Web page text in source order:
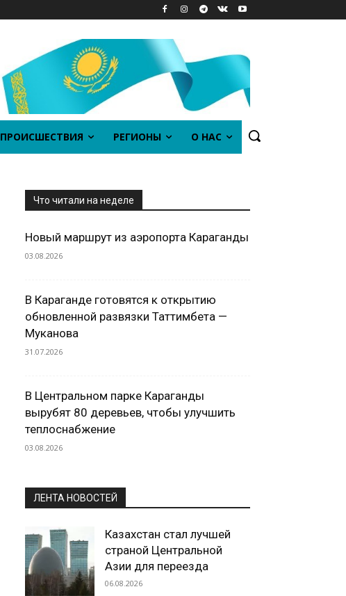
ПРОИСШЕСТВИЯ РЕГИОНЫ О НАС
Что читали на неделе
Новый маршрут из аэропорта Караганды
03.08.2026
В Караганде готовятся к открытию
обновленной развязки Таттимбета —
Муканова
31.07.2026
В Центральном парке Караганды
вырубят 80 деревьев, чтобы улучшить
теплоснабжение
03.08.2026
ЛЕНТА НОВОСТЕЙ
Казахстан стал лучшей
страной Центральной
Азии для переезда
06.08.2026